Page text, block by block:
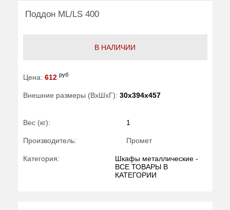
Поддон ML/LS 400
В НАЛИЧИИ
Цена: 612 руб
Внешние размеры (ВхШхГ): 30x394x457
Вес (кг): 1
Производитель: Промет
Категория:
Шкафы металлические -
ВСЕ ТОВАРЫ В
КАТЕГОРИИ